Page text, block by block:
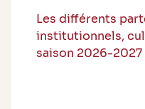
Les différents
institutionnels,
saison 2026-2027